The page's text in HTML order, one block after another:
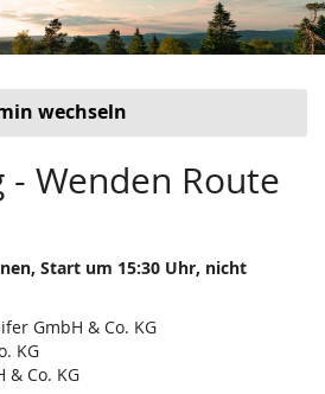
wechseln
Wenden Route
Start um 15:30 Uhr, nicht
GmbH & Co. KG
KG
& Co. KG